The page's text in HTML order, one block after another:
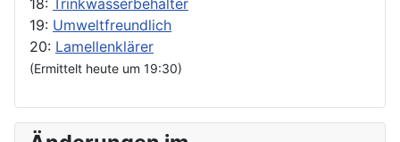
18: Trinkwasserbehälter
19: Umweltfreundlich
20: Lamellenklärer
(Ermittelt heute um 19:30)